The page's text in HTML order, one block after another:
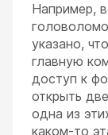
Например,
указано,
главную
доступ к
открыть
одна из
каком-то